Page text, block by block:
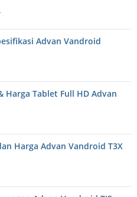
Advan Vandroid
Harga Tablet Full HD Advan
Harga Advan Vandroid T3X